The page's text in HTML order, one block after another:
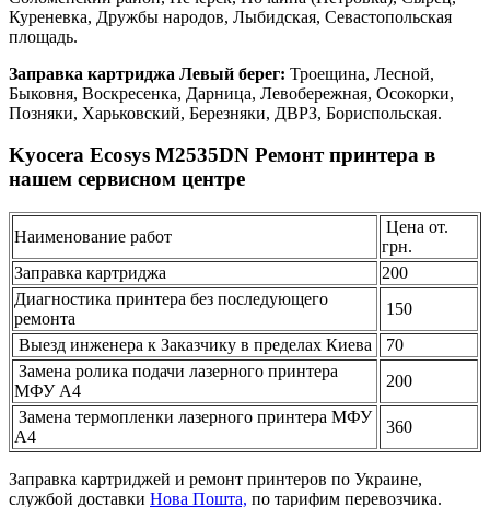
Куреневка, Дружбы народов, Лыбидская, Севастопольская
площадь.
Заправка картриджа Левый берег: Троещина, Лесной,
Быковня, Воскресенка, Дарница, Левобережная, Осокорки,
Позняки, Харьковский, Березняки, ДВРЗ, Бориспольская.
Kyocera Ecosys M2535DN Ремонт принтера в
нашем сервисном центре
Наименование работ
Цена от.
грн.
Заправка картриджа
200
Диагностика принтера без последующего
ремонта
150
Выезд инженера к Заказчику в пределах Киева
70
Замена ролика подачи лазерного принтера
МФУ А4
200
Замена термопленки лазерного принтера МФУ
А4
360
Заправка картриджей и ремонт принтеров по Украине,
службой доставки Нова Пошта, по тарифим перевозчика.